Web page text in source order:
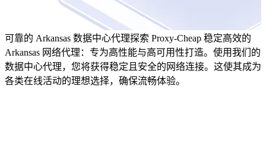
可靠的 Arkansas 数据中心代理探索 Proxy-Cheap 稳定高效的
Arkansas 网络代理：专为高性能与高可用性打造。使用我们的
数据中心代理，您将获得稳定且安全的网络连接。这使其成为
各类在线活动的理想选择，确保流畅体验。